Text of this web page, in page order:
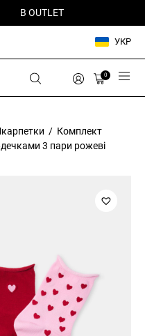
В OUTLET
УКР
0
/ Комплект
3 пари рожеві